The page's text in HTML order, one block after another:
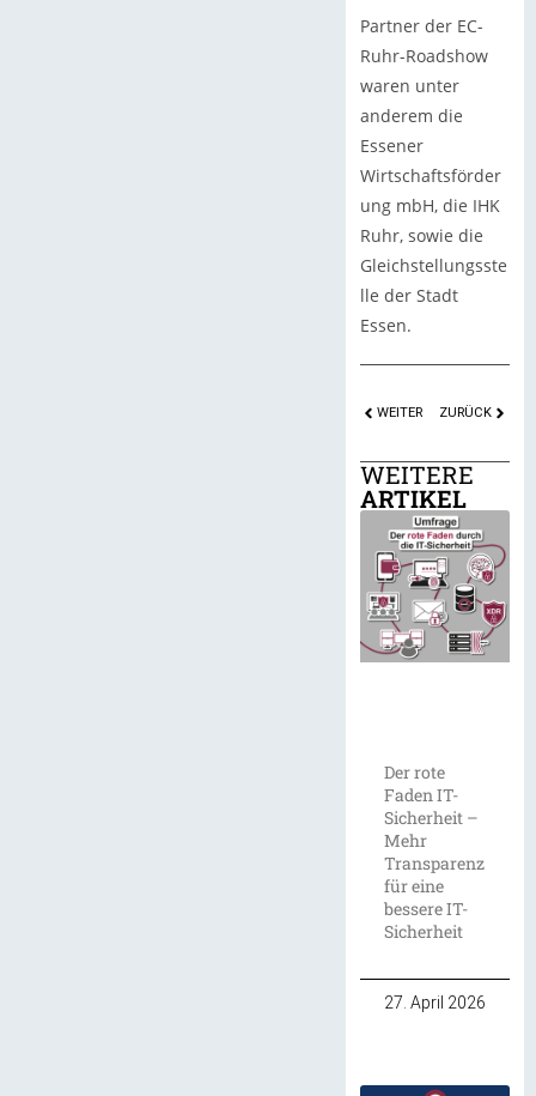
Partner der EC-
Ruhr-Roadshow
waren unter
anderem die
Essener
Wirtschaftsförder
ung mbH, die IHK
Ruhr, sowie die
Gleichstellungsste
lle der Stadt
Essen.
WEITER ZURÜCK
WEITERE
ARTIKEL
Der rote
Faden IT-
Sicherheit –
Mehr
Transparenz
für eine
bessere IT-
Sicherheit
27. April 2026